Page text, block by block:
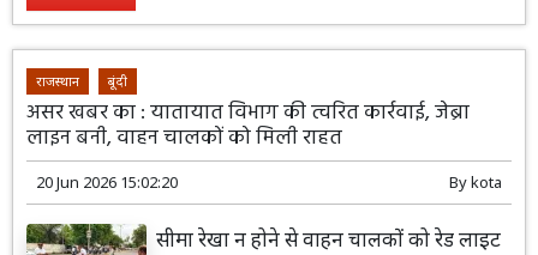
राजस्थान बूंदी
असर खबर का : यातायात विभाग की त्वरित कार्रवाई, जेब्रा
लाइन बनी, वाहन चालकों को मिली राहत
20 Jun 2026 15:02:20 Bykota
सीमा रेखा न होने से वाहन चालकों को रेड लाइट